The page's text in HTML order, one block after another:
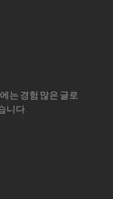
는 경험 많은 글로
니다.